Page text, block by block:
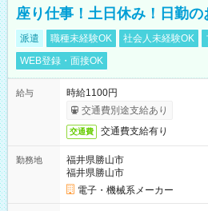
座り仕事！土日休み！日勤
派遣 職種未経験OK 社会人未経験OK
WEB登録・面接OK
給与
時給1100円
交通費別途支給あり
交通費 交通費支給有り
勤務地
福井県勝山市
福井県勝山市
電子・機械系メーカー